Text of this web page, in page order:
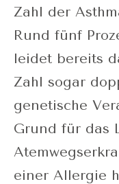
Zahl der
Rund fünf
leidet bereits
Zahl sogar
genetische
Grund für das
einer Allergie